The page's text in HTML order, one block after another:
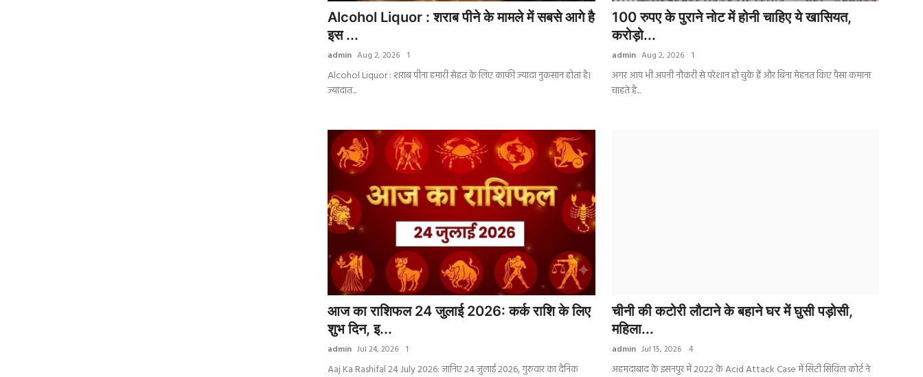
Alcohol Liquor : शराब पीने के मामले में सबसे आगे है
इस ...
admin Aug 2, 2026 1
Alcohol Liquor : शराब पीना हमारी सेहत के लिए काफी ज्यादा नुकसान होता है।
ज्यादात...
100 रुपए के पुराने नोट में होनी चाहिए ये खासियत,
करोड़ो...
admin Aug 2, 2026 1
अगर आप भी अपनी नौकरी से परेशान हो चुके हैं और बिना मेहनत किए पैसा कमाना
चाहते है...
आज का राशिफल 24 जुलाई 2026: कर्क राशि के लिए
शुभ दिन, इ...
admin Jul 24, 2026 1
Aaj Ka Rashifal 24 July 2026: जानिए 24 जुलाई 2026, गुरुवार का दैनिक
चीनी की कटोरी लौटाने के बहाने घर में घुसी पड़ोसी,
महिला...
admin Jul 15, 2026 4
अहमदाबाद के इसनपुर में 2022 के Acid Attack Case में सिटी सिविल कोर्ट ने